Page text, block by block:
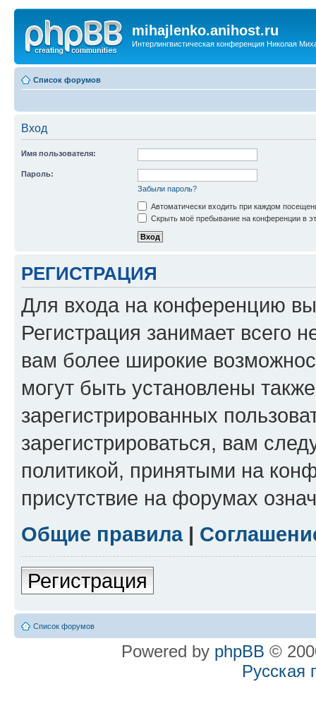
mihajlenko.anihost.ru
Интерлингвистическая конференция Николая
Список форумов
Вход
Имя пользователя:
Пароль:
Забыли пароль?
Автоматически входить при каждом
Скрыть моё пребывание на конференции в
РЕГИСТРАЦИЯ
Для входа на конференцию
Регистрация занимает всего
вам более широкие
могут быть установлены
зарегистрированных
зарегистрироваться, вам
политикой, принятыми на
присутствие на форумах
Общие правила|
Регистрация
Список форумов
Powered by phpBB ©
Русская